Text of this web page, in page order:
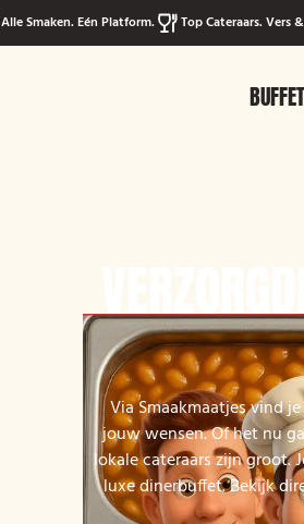
Alle Smaken. Eén Platform. Top Cateraars. Vers
BUFFET
Via Smaakmaatjes vind
jouw wensen. Of het nu
lokale cateraars zijn groot.
luxe dinerbuffet. Bekijk